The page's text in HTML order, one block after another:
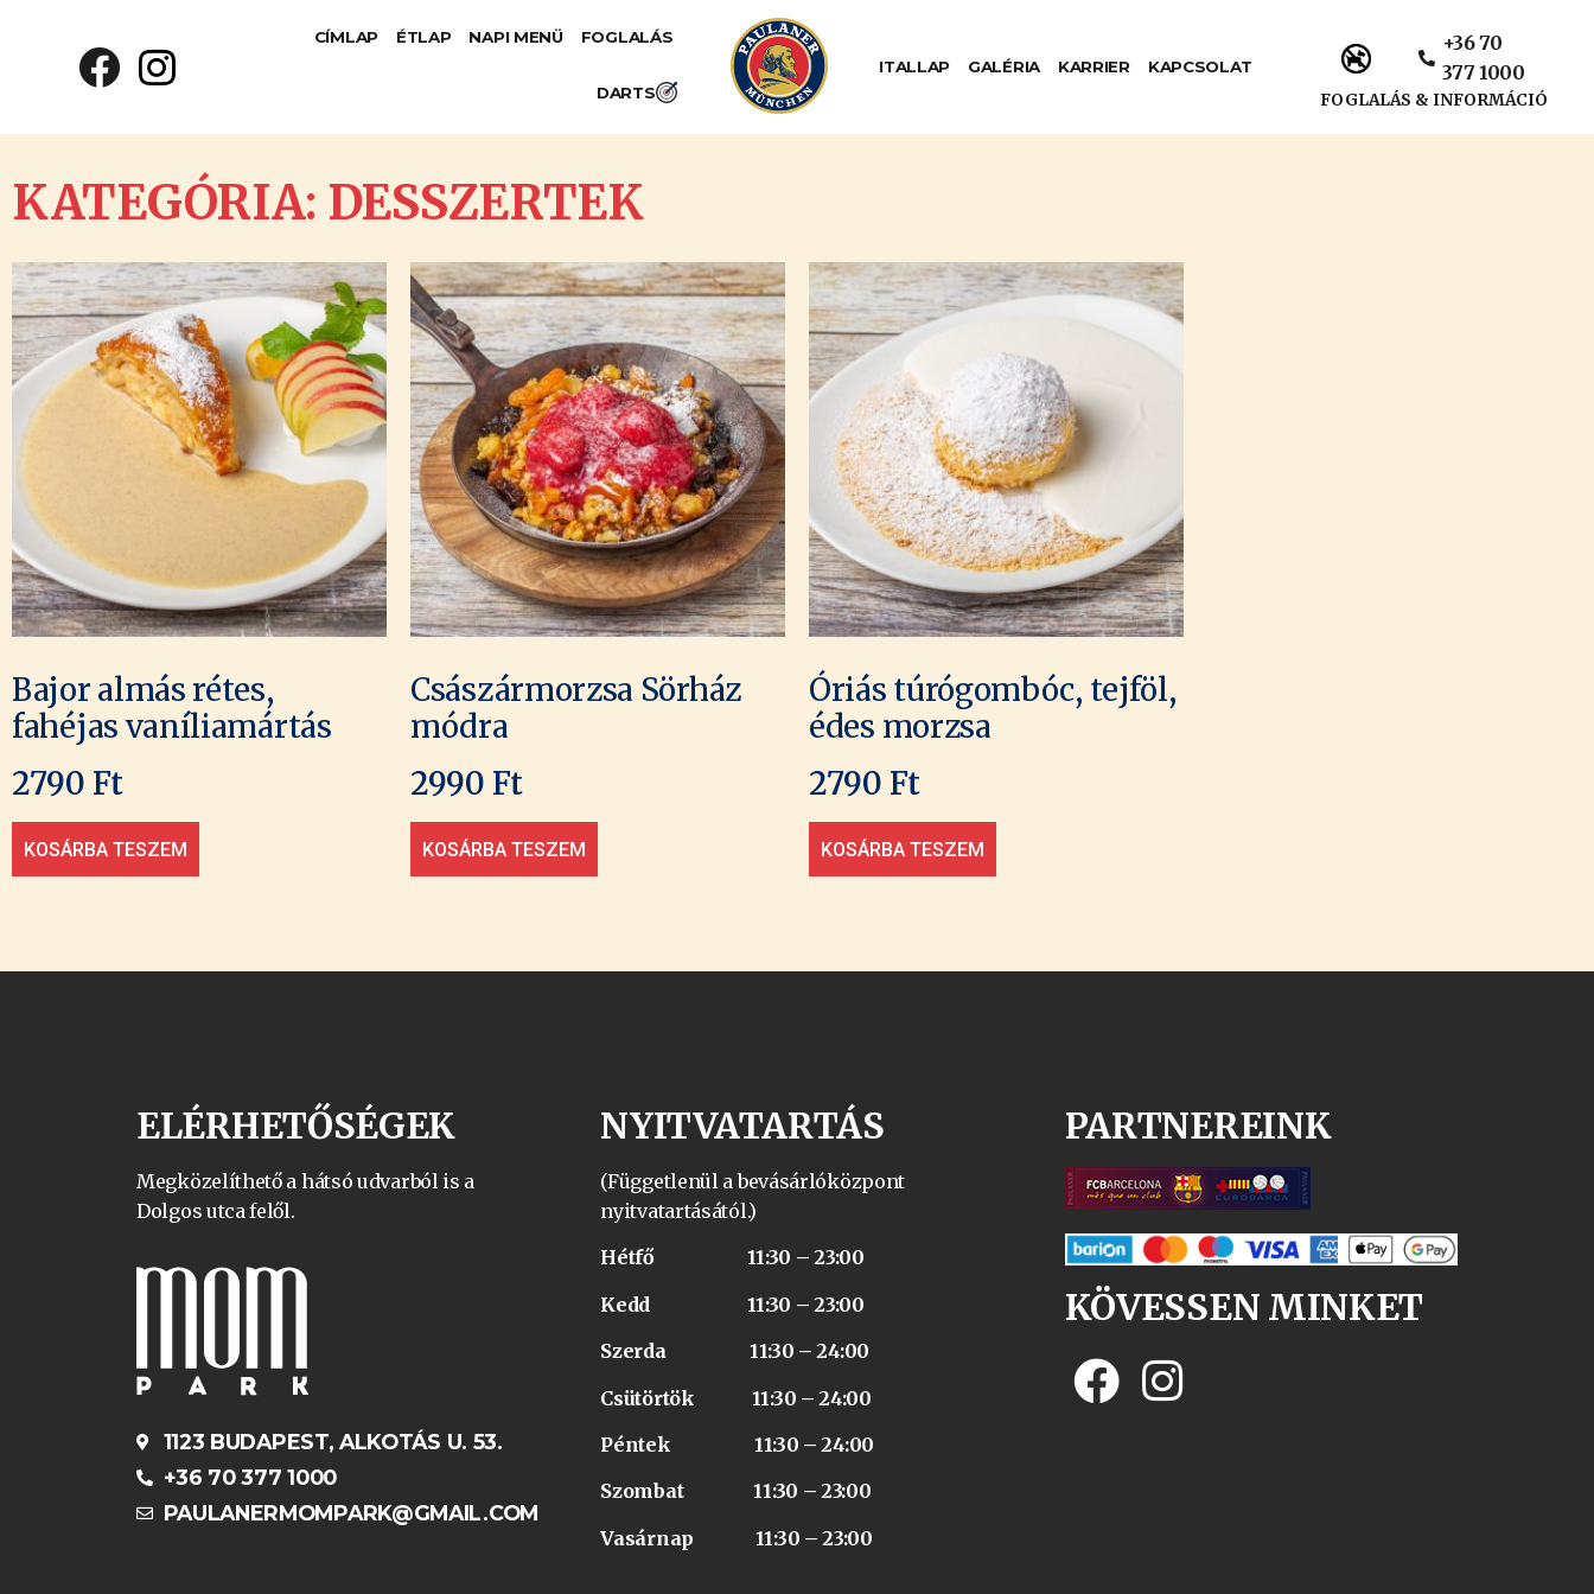
CÍMLAP ÉTLAP NAPI MENÜ FOGLALÁS
DARTS
ITALLAP GALÉRIA KARRIER KAPCSOLAT
+36 70
377 1000
FOGLALÁS & INFORMÁCIÓ
KATEGÓRIA: DESSZERTEK
Bajor almás rétes,
fahéjas vaníliamártás
2790 Ft
KOSÁRBA TESZEM
Császármorzsa Sörház
módra
2990 Ft
KOSÁRBA TESZEM
Óriás túrógombóc, tejföl,
édes morzsa
2790 Ft
KOSÁRBA TESZEM
ELÉRHETŐSÉGEK
Megközelíthető a hátsó udvarból is a
Dolgos utca felől.
1123 BUDAPEST, ALKOTÁS U. 53.
+36 70 377 1000
PAULANERMOMPARK@GMAIL.COM
NYITVATARTÁS
(Függetlenül a bevásárlóközpont
nyitvatartásától.)
Hétfő 11:30 – 23:00
Kedd 11:30 – 23:00
Szerda 11:30 – 24:00
Csütörtök 11:30 – 24:00
Péntek 11:30 – 24:00
Szombat 11:30 – 23:00
Vasárnap 11:30 – 23:00
PARTNEREINK
KÖVESSEN MINKET